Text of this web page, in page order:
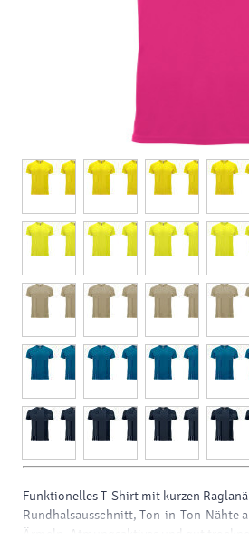
Funktionelles T-Shirt mit kurzen
Rundhalsausschnitt, Ton-in-Ton-Nähte
Ärmeln. Atmungsaktives und gut